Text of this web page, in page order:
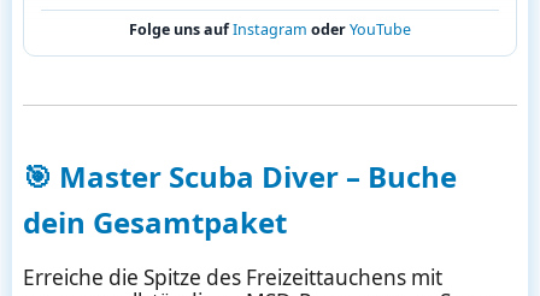
Folge uns aufInstagram oderYouTube
🎯 Master Scuba Diver – Buche
dein Gesamtpaket
Erreiche die Spitze des Freizeittauchens mit